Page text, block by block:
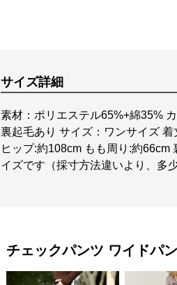
サイズ詳細
素材：ポリエステル65%+綿35%
裏起毛あり サイズ：ワンサイズ
ヒップ:約108cm もも周り:約
イズです（採寸方法違いより、多
チェックパンツ ワイドパ